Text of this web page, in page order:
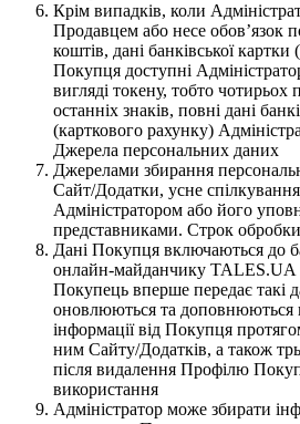
Крім випадків, коли
Продавцем або несе обов’язок
коштів, дані банківської
Покупця доступні
вигляді токену, тобто
останніх знаків, повні дані
(карткового рахунку)
Джерела персональних даних
Джерелами збирання
Сайт/Додатки, усне
Адміністратором або його
представниками. Строк
Дані Покупця включаються до
онлайн-майданчику TALES.UA
Покупець вперше передає такі
оновлюються та доповнюються
інформації від Покупця
ним Сайту/Додатків, а також
після видалення Профілю
використання
Адміністратор може збирати